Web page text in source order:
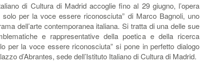
di Cultura di Madrid accoglie fino al 29 giugno, l’opera
solo per la voce essere riconosciuta” di Marco Bagnoli, uno
dell’arte contemporanea italiana. Si tratta di una delle sue
e rappresentative della poetica e della ricerca
per la voce essere riconosciuta” si pone in perfetto dialogo
d’Abrantes, sede dell’Istituto Italiano di Cultura di Madrid.